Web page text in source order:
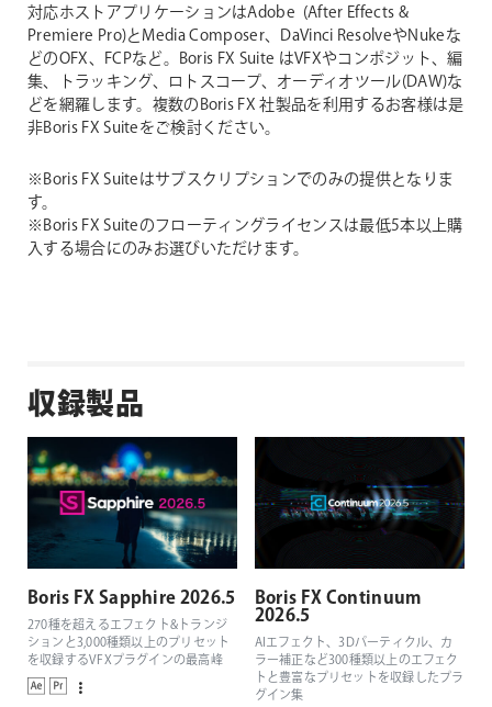
対応ホストアプリケーションはAdobe (After Effects &
Premiere Pro)とMedia Composer、DaVinci ResolveやNukeな
どのOFX、FCPなど。Boris FX Suite はVFXやコンポジット、編
集、トラッキング、ロトスコープ、オーディオツール(DAW)な
どを網羅します。複数のBoris FX 社製品を利用するお客様は是
非Boris FX Suiteをご検討ください。
※Boris FX Suiteはサブスクリプションでのみの提供となりま
す。
※Boris FX Suiteのフローティングライセンスは最低5本以上購
入する場合にのみお選びいただけます。
収録製品
Boris FX Sapphire 2026.5
270種を超えるエフェクト&トランジ
ションと3,000種類以上のプリセット
を収録するVFXプラグインの最高峰
Boris FX Continuum
2026.5
AIエフェクト、3Dパーティクル、カ
ラー補正など300種類以上のエフェク
トと豊富なプリセットを収録したプラ
グイン集